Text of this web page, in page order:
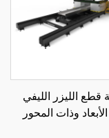
قطع الليزر الليفي
الأبعاد وذات المحور